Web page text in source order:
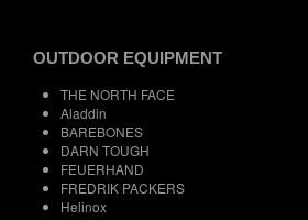
OUTDOOR EQUIPMENT
THE NORTH FACE
Aladdin
BAREBONES
DARN TOUGH
FEUERHAND
FREDRIK PACKERS
Helinox